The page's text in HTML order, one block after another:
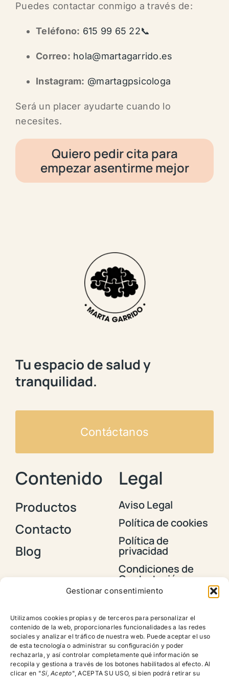
Gestionar consentimiento
Utilizamos cookies propias y de terceros para personalizar el
contenido de la web, proporcionarles funcionalidades a las redes
sociales y analizar el tráfico de nuestra web. Puede aceptar el uso
de esta tecnología o administrar su configuración y poder
rechazarla, y así controlar completamente qué información se
recopila y gestiona a través de los botones habilitados al efecto. Al
clicar en "Sí, Acepto", ACEPTA SU USO, si bien podrá retirar su
Puedes contactar conmigo a través de:
Teléfono: 615 99 65 22📞
Correo: hola@martagarrido.es
Instagram: @martagpsicologa
Será un placer ayudarte cuando lo
necesites.
Quiero pedir cita para
empezar asentirme mejor
Tu espacio de salud y
tranquilidad.
Contáctanos
Contenido
Productos
Contacto
Blog
Legal
Aviso Legal
Política de cookies
Política de
privacidad
Condiciones de
Contratación y
Envios
devoluciones,
reembolsos y
cancelación de
pedidos